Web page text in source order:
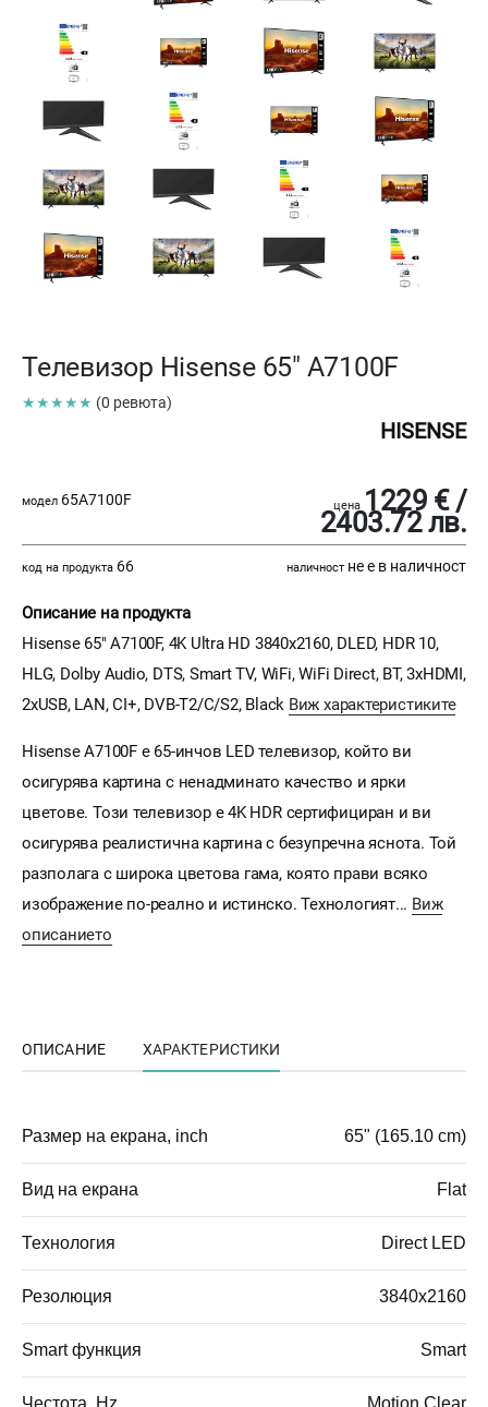
Телевизор Hisense 65" A7100F
★★★★★ (0 ревюта)
HISENSE
модел 65A7100F цена 1229 € /
2403.72 лв.
код на продукта 66 наличност не е в наличност
Описание на продукта
Hisense 65" A7100F, 4K Ultra HD 3840x2160, DLED, HDR 10,
HLG, Dolby Audio, DTS, Smart TV, WiFi, WiFi Direct, BT, 3xHDMI,
2xUSB, LAN, CI+, DVB-T2/C/S2, Black Виж характеристиките
Hisense A7100F е 65-инчов LED телевизор, който ви
осигурява картина с ненадминато качество и ярки
цветове. Този телевизор е 4K HDR сертифициран и ви
осигурява реалистична картина с безупречна яснота. Той
разполага с широка цветова гама, която прави всяко
изображение по-реално и истинско. Технологият... Виж
описанието
ОПИСАНИЕ ХАРАКТЕРИСТИКИ
Размер на екрана, inch 65" (165.10 cm)
Вид на екрана Flat
Технология Direct LED
Резолюция 3840x2160
Smart функция Smart